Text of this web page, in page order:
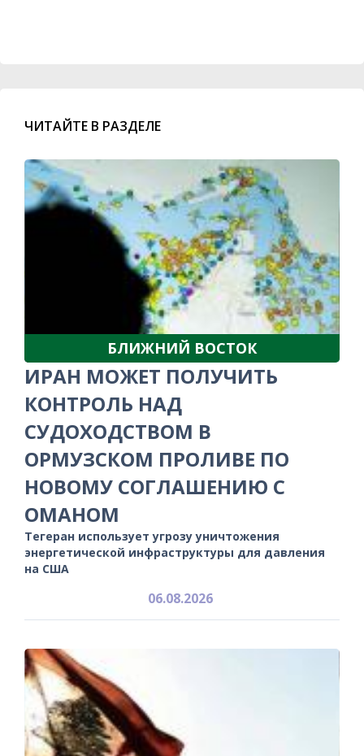
ЧИТАЙТЕ В РАЗДЕЛЕ
БЛИЖНИЙ ВОСТОК
ИРАН МОЖЕТ ПОЛУЧИТЬ
КОНТРОЛЬ НАД
СУДОХОДСТВОМ В
ОРМУЗСКОМ ПРОЛИВЕ ПО
НОВОМУ СОГЛАШЕНИЮ С
ОМАНОМ
Тегеран использует угрозу уничтожения
энергетической инфраструктуры для давления
на США
06.08.2026